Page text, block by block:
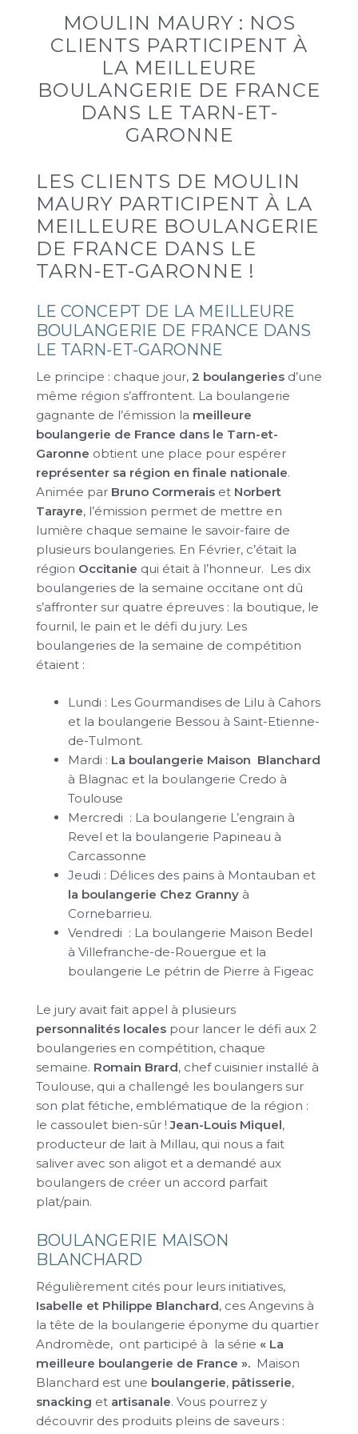
MOULIN MAURY : NOS
CLIENTS PARTICIPENT À
LA MEILLEURE
BOULANGERIE DE FRANCE
DANS LE TARN-ET-
GARONNE
LES CLIENTS DE MOULIN
MAURY PARTICIPENT À LA
MEILLEURE BOULANGERIE
DE FRANCE DANS LE
TARN-ET-GARONNE !
LE CONCEPT DE LA MEILLEURE
BOULANGERIE DE FRANCE DANS
LE TARN-ET-GARONNE
Le principe : chaque jour, 2 boulangeries d’une
même région s’affrontent. La boulangerie
gagnante de l’émission la meilleure
boulangerie de France dans le Tarn-et-
Garonne obtient une place pour espérer
représenter sa région en finale nationale.
Animée par Bruno Cormerais et Norbert
Tarayre, l’émission permet de mettre en
lumière chaque semaine le savoir-faire de
plusieurs boulangeries. En Février, c’était la
région Occitanie qui était à l’honneur. Les dix
boulangeries de la semaine occitane ont dû
s’affronter sur quatre épreuves : la boutique, le
fournil, le pain et le défi du jury. Les
boulangeries de la semaine de compétition
étaient :
Lundi : Les Gourmandises de Lilu à Cahors
et la boulangerie Bessou à Saint-Etienne-
de-Tulmont.
Mardi : La boulangerie Maison Blanchard
à Blagnac et la boulangerie Credo à
Toulouse
Mercredi : La boulangerie L’engrain à
Revel et la boulangerie Papineau à
Carcassonne
Jeudi : Délices des pains à Montauban et
la boulangerie Chez Granny à
Cornebarrieu.
Vendredi : La boulangerie Maison Bedel
à Villefranche-de-Rouergue et la
boulangerie Le pétrin de Pierre à Figeac
Le jury avait fait appel à plusieurs
personnalités locales pour lancer le défi aux 2
boulangeries en compétition, chaque
semaine. Romain Brard, chef cuisinier installé à
Toulouse, qui a challengé les boulangers sur
son plat fétiche, emblématique de la région :
le cassoulet bien-sûr !Jean-Louis Miquel,
producteur de lait à Millau, qui nous a fait
saliver avec son aligot et a demandé aux
boulangers de créer un accord parfait
plat/pain.
BOULANGERIE MAISON
BLANCHARD
Régulièrement cités pour leurs initiatives,
Isabelle et Philippe Blanchard, ces Angevins à
la tête de la boulangerie éponyme du quartier
Andromède, ont participé à la série « La
meilleure boulangerie de France ». Maison
Blanchard est une boulangerie, pâtisserie,
snacking et artisanale. Vous pourrez y
découvrir des produits pleins de saveurs :